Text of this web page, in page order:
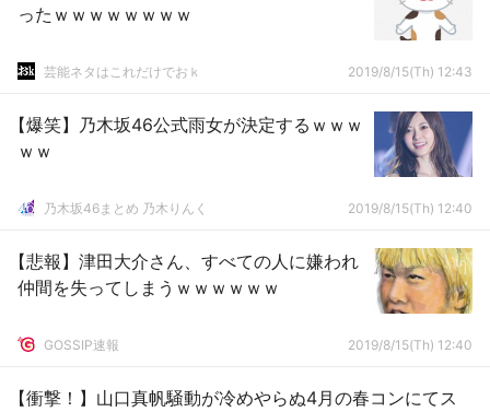
ったｗｗｗｗｗｗｗｗ
芸能ネタはこれだけでおｋ 2019/8/15(Th) 12:43
【爆笑】乃木坂46公式雨女が決定するｗｗｗ
ｗｗ
乃木坂46まとめ 乃木りんく 2019/8/15(Th) 12:40
【悲報】津田大介さん、すべての人に嫌われ
仲間を失ってしまうｗｗｗｗｗｗ
GOSSIP速報 2019/8/15(Th) 12:40
【衝撃！】山口真帆騒動が冷めやらぬ4月の春コンにてス